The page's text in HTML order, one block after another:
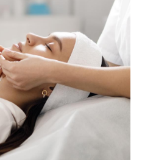
BIZNES
GINEKOLOGIA ESTETYCZNA
HISTORIA
KOSMETOLOGIA